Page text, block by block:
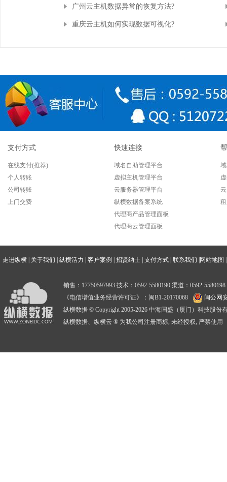
广州云主机数据异常的恢复方法?
重庆云主机如何实现数据可视化?
支付方式
在线支付(推荐)
个人转账
公司转账
上门交费
快速连接
域名自助管理平台
虚拟主机管理平台
云服务器管理平台
纵横数据备案系统
代理商产品管理面板
代理商云管理面板
走进纵横 关于我们 纵横活力 客户案例 招贤纳士 支付方式 联系我们 网站地图
销售：17750597993 技术：0592-5580190 渠道：0592-5580198
《电信增值业务经营许可证》：闽B1-20170068
闽公网
纵横数据 © Copyright 2005-2026 中海国盛（厦门）科技股份
纵横数据、纵横云 ® 为我公司注册商标, 未经授权, 严禁使用